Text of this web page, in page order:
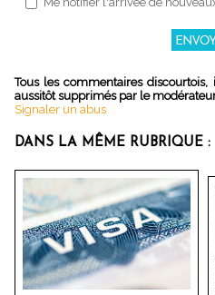
Tous les commentaires
aussitôt supprimés par le
Signaler un abus
DANS LA MÊME RUBRIQUE :